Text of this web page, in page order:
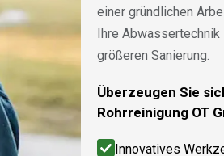
einer gründlichen
Ihre
größeren Sanierung.
Überzeugen Sie
Rohrreinigung OT
Innovatives